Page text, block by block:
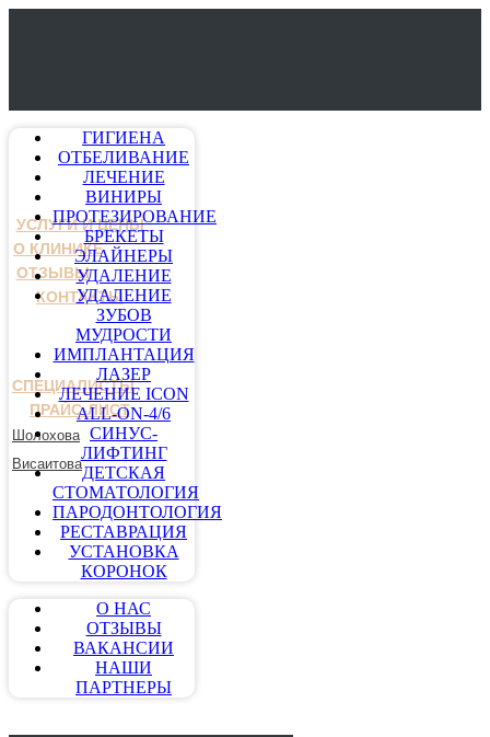
УСЛУГИ И ЦЕНЫ
О КЛИНИКЕ
ОТЗЫВЫ
КОНТАКТЫ
СПЕЦИАЛИСТЫ
ПРАЙС-ЛИСТ
Шолохова
Висаитова
ГИГИЕНА
ОТБЕЛИВАНИЕ
ЛЕЧЕНИЕ
ВИНИРЫ
ПРОТЕЗИРОВАНИЕ
БРЕКЕТЫ
ЭЛАЙНЕРЫ
УДАЛЕНИЕ
УДАЛЕНИЕ
ЗУБОВ
МУДРОСТИ
ИМПЛАНТАЦИЯ
ЛАЗЕР
ЛЕЧЕНИЕ ICON
ALL-ON-4/6
СИНУС-
ЛИФТИНГ
ДЕТСКАЯ
СТОМАТОЛОГИЯ
ПАРОДОНТОЛОГИЯ
РЕСТАВРАЦИЯ
УСТАНОВКА
КОРОНОК
О НАС
ОТЗЫВЫ
ВАКАНСИИ
НАШИ
ПАРТНЕРЫ